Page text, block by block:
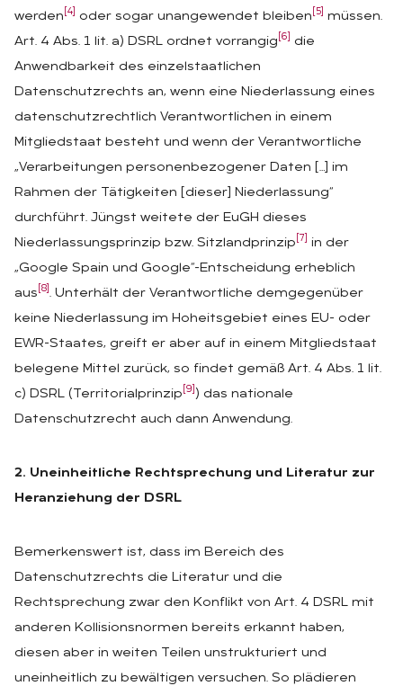
werden [4] oder sogar unangewendet bleiben [5]
müssen.
Art. 4 Abs. 1 lit. a) DSRL ordnet vorrangig [6]
die
Anwendbarkeit des einzelstaatlichen
Datenschutzrechts an, wenn eine Niederlassung eines
datenschutzrechtlich Verantwortlichen in einem
Mitgliedstaat besteht und wenn der Verantwortliche
„Verarbeitungen personenbezogener Daten […] im
Rahmen der Tätigkeiten [dieser] Niederlassung“
durchführt. Jüngst weitete der EuGH dieses
Niederlassungsprinzip bzw. Sitzlandprinzip [7]
in der
„Google Spain und Google“-Entscheidung erheblich
aus [8] . Unterhält der Verantwortliche demgegenüber
keine Niederlassung im Hoheitsgebiet eines EU- oder
EWR-Staates, greift er aber auf in einem Mitgliedstaat
belegene Mittel zurück, so findet gemäß Art. 4 Abs. 1 lit.
c) DSRL (Territorialprinzip [9] ) das nationale
Datenschutzrecht auch dann Anwendung.
2. Uneinheitliche Rechtsprechung und Literatur zur
Heranziehung der DSRL
Bemerkenswert ist, dass im Bereich des
Datenschutzrechts die Literatur und die
Rechtsprechung zwar den Konflikt von Art. 4 DSRL mit
anderen Kollisionsnormen bereits erkannt haben,
diesen aber in weiten Teilen unstrukturiert und
uneinheitlich zu bewältigen versuchen. So plädieren